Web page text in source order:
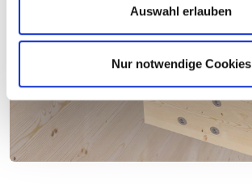
Auswahl erlauben
Nur notwendige Cookies